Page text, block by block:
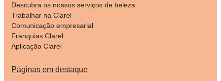
Descubra os nossos serviços de beleza
Trabalhar na Clarel
Comunicação empresarial
Franquias Clarel
Aplicação Clarel
Páginas em destaque